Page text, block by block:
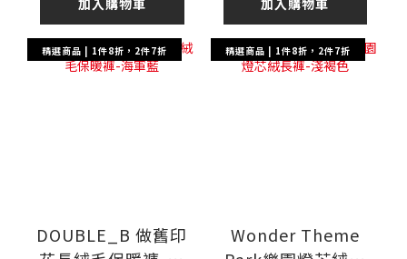
加入購物車 加入購物車
精選商品 | 1件8折，2件7折
DOUBLE_B 做舊印
精選商品 | 1件8折，2件7折
Wonder Theme